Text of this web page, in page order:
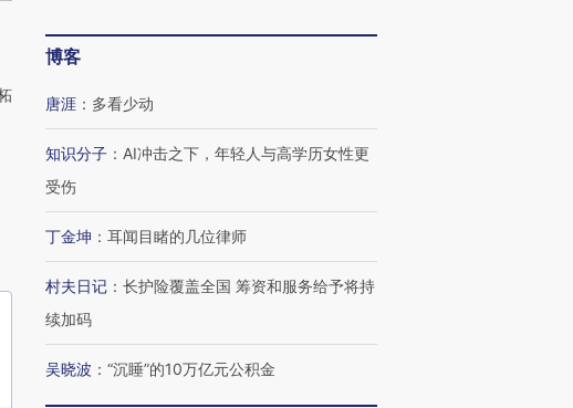
博客
唐涯 ： 多看少动
知识分子 ： AI冲击之下，年轻人与高学历女性更
受伤
丁金坤 ： 耳闻目睹的几位律师
村夫日记 ： 长护险覆盖全国 筹资和服务给予将持
续加码
吴晓波 ： “沉睡”的10万亿元公积金